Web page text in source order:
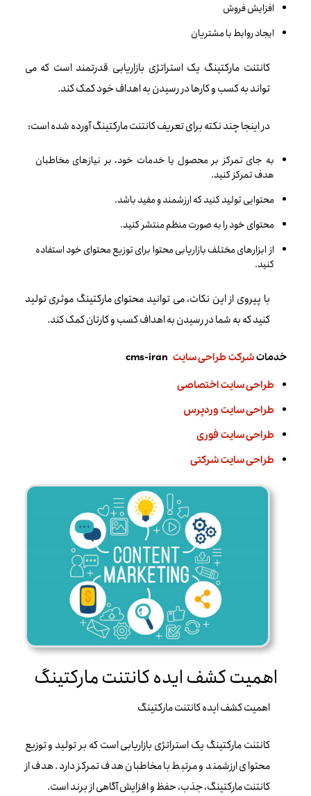
افزایش فروش
ایجاد روابط با مشتریان
کانتنت مارکتینگ یک استراتژی بازاریابی قدرتمند است که می
تواند به کسب و کارها در رسیدن به اهداف خود کمک کند.
در اینجا چند نکته برای تعریف کانتنت مارکتینگ آورده شده است:
به جای تمرکز بر محصول یا خدمات خود، بر نیازهای مخاطبان
هدف تمرکز کنید.
محتوایی تولید کنید که ارزشمند و مفید باشد.
محتوای خود را به صورت منظم منتشر کنید.
از ابزارهای مختلف بازاریابی محتوا برای توزیع محتوای خود استفاده
کنید.
با پیروی از این نکات، می توانید محتوای مارکتینگ موثری تولید
کنید که به شما در رسیدن به اهداف کسب و کارتان کمک کند.
خدماتشرکت طراحی سایت
طراحی سایت اختصاصی
طراحی سایت وردپرس
طراحی سایت فوری
طراحی سایت شرکتی
اهمیت کشف ایده کانتنت مارکتینگ
اهمیت کشف ایده کانتنت مارکتینگ
کانتنت مارکتینگ یک استراتژی بازاریابی است که بر تولید و توزیع
محتوای ارزشمند و مرتبط با مخاطبان هدف تمرکز دارد. هدف از
کانتنت مارکتینگ، جذب، حفظ و افزایش آگاهی از برند است.